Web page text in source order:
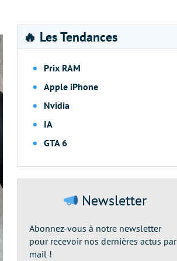
🔥 Les Tendances
Prix RAM
Apple iPhone
Nvidia
IA
GTA 6
Newsletter
Abonnez-vous à notre newsletter
pour recevoir nos dernières actus par
mail !